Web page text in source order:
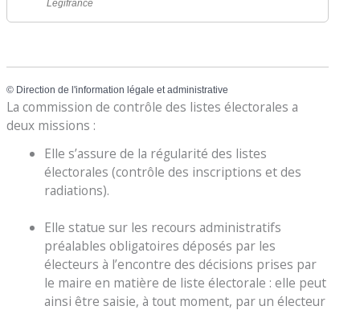
Legifrance
© Direction de l'information légale et administrative
La commission de contrôle des listes électorales a
deux missions :
Elle s’assure de la régularité des listes
électorales (contrôle des inscriptions et des
radiations).
Elle statue sur les recours administratifs
préalables obligatoires déposés par les
électeurs à l’encontre des décisions prises par
le maire en matière de liste électorale : elle peut
ainsi être saisie, à tout moment, par un électeur